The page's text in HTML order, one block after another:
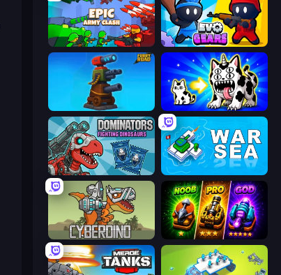
Epic Army Clash Evo Gears
Furry Road Strange Cats
Dominators: Fighting Dinosaurs War Sea
Merge Survival